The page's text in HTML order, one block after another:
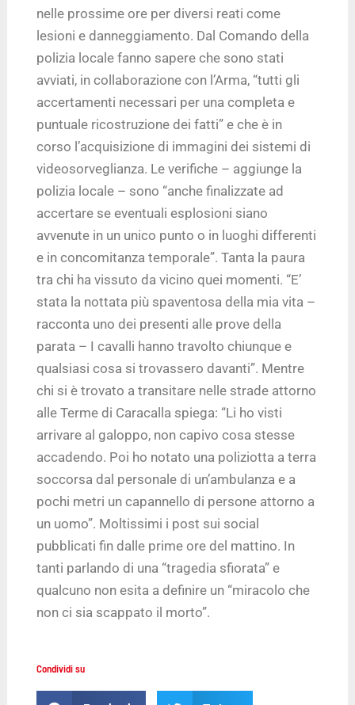
nelle prossime ore per diversi reati come
lesioni e danneggiamento. Dal Comando della
polizia locale fanno sapere che sono stati
avviati, in collaborazione con l’Arma, “tutti gli
accertamenti necessari per una completa e
puntuale ricostruzione dei fatti” e che è in
corso l’acquisizione di immagini dei sistemi di
videosorveglianza. Le verifiche – aggiunge la
polizia locale – sono “anche finalizzate ad
accertare se eventuali esplosioni siano
avvenute in un unico punto o in luoghi differenti
e in concomitanza temporale”. Tanta la paura
tra chi ha vissuto da vicino quei momenti. “E’
stata la nottata più spaventosa della mia vita –
racconta uno dei presenti alle prove della
parata – I cavalli hanno travolto chiunque e
qualsiasi cosa si trovassero davanti”. Mentre
chi si è trovato a transitare nelle strade attorno
alle Terme di Caracalla spiega: “Li ho visti
arrivare al galoppo, non capivo cosa stesse
accadendo. Poi ho notato una poliziotta a terra
soccorsa dal personale di un’ambulanza e a
pochi metri un capannello di persone attorno a
un uomo”. Moltissimi i post sui social
pubblicati fin dalle prime ore del mattino. In
tanti parlando di una “tragedia sfiorata” e
qualcuno non esita a definire un “miracolo che
non ci sia scappato il morto”.
Condividi su